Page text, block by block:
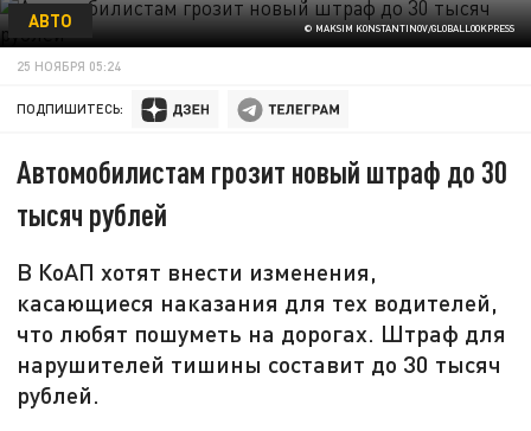
© MAKSIM KONSTANTINOV/GLOBALLOOKPRESS
АВТО
25 НОЯБРЯ 05:24
ПОДПИШИТЕСЬ:
Автомобилистам грозит новый штраф до 30
тысяч рублей
В КоАП хотят внести изменения,
касающиеся наказания для тех водителей,
что любят пошуметь на дорогах. Штраф для
нарушителей тишины составит до 30 тысяч
рублей.